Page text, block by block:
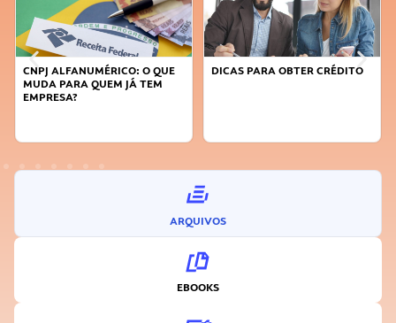
DICAS PARA OBTER CRÉDITO
FAÇA A DIFERENÇA: SEJA
ARQUIVOS
EBOOKS